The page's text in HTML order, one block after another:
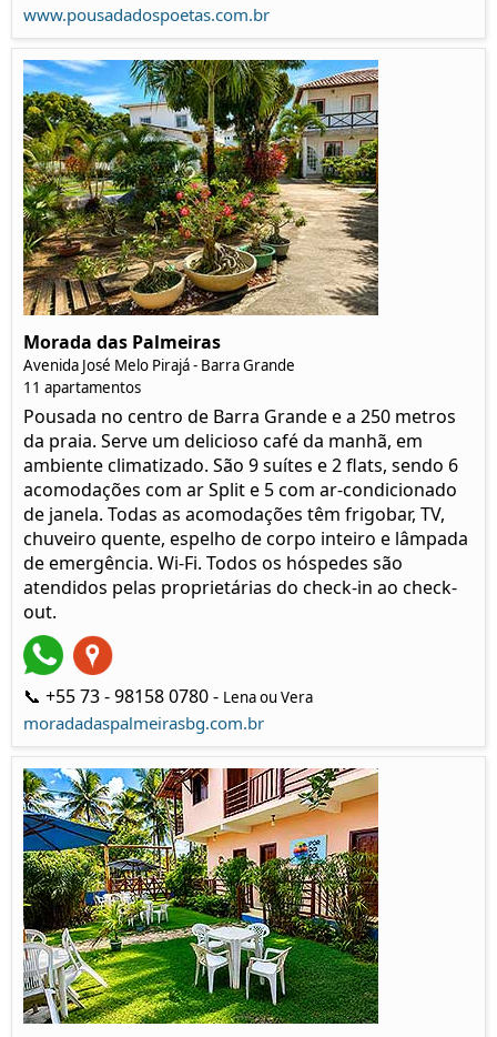
www.pousadadospoetas.com.br
Morada das Palmeiras
Avenida José Melo Pirajá - Barra Grande
11 apartamentos
Pousada no centro de Barra Grande e a 250 metros
da praia. Serve um delicioso café da manhã, em
ambiente climatizado. São 9 suítes e 2 flats, sendo 6
acomodações com ar Split e 5 com ar-condicionado
de janela. Todas as acomodações têm frigobar, TV,
chuveiro quente, espelho de corpo inteiro e lâmpada
de emergência. Wi-Fi. Todos os hóspedes são
atendidos pelas proprietárias do check-in ao check-
out.
📞 +55 73 - 98158 0780 - Lena ou Vera
moradadaspalmeirasbg.com.br